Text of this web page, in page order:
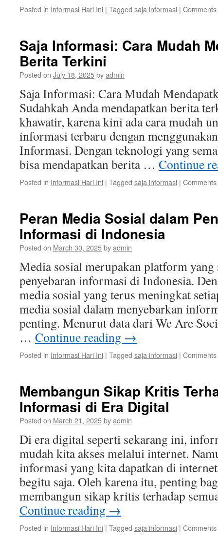
Posted in Informasi Hari Ini | Tagged saja informasi |
Saja Informasi: Cara Mudah
Berita Terkini
Posted on July 18, 2025byadmin
Saja Informasi: Cara Mudah
Sudahkah Anda mendapatkan berita
khawatir, karena kini ada cara mudah
informasi terbaru dengan
Informasi. Dengan teknologi yang
bisa mendapatkan berita … Continue
Posted in Informasi Hari Ini | Tagged saja informasi |
Peran Media Sosial dalam
Informasi di Indonesia
Posted on March 30, 2025byadmin
Media sosial merupakan platform yang
penyebaran informasi di Indonesia.
media sosial yang terus meningkat
media sosial dalam menyebarkan
penting. Menurut data dari We Are
… Continue reading →
Posted in Informasi Hari Ini | Tagged saja informasi |
Membangun Sikap Kritis
Informasi di Era Digital
Posted on March 21, 2025byadmin
Di era digital seperti sekarang ini,
mudah kita akses melalui internet.
informasi yang kita dapatkan di
begitu saja. Oleh karena itu, penting
membangun sikap kritis terhadap
Continue reading →
Posted in Informasi Hari Ini | Tagged saja informasi |